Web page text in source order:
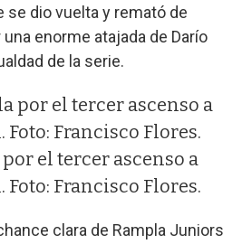
dio vuelta y remató de
enorme atajada de Darío
de la serie.
el tercer ascenso a
Francisco Flores.
clara de Rampla Juniors